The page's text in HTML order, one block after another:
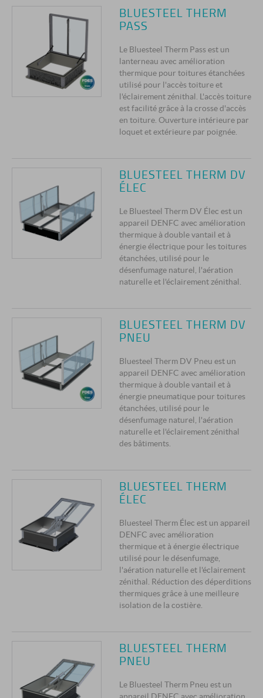
BLUESTEEL THERM
PASS
Le Bluesteel Therm Pass est un
lanterneau avec amélioration
thermique pour toitures étanchées
utilisé pour l'accès toiture et
l'éclairement zénithal. L'accès toiture
est facilité grâce à la crosse d'accès
en toiture. Ouverture intérieure par
loquet et extérieure par poignée.
BLUESTEEL THERM DV
ÉLEC
Le Bluesteel Therm DV Élec est un
appareil DENFC avec amélioration
thermique à double vantail et à
énergie électrique pour les toitures
étanchées, utilisé pour le
désenfumage naturel, l'aération
naturelle et l'éclairement zénithal.
BLUESTEEL THERM DV
PNEU
Bluesteel Therm DV Pneu est un
appareil DENFC avec amélioration
thermique à double vantail et à
énergie pneumatique pour toitures
étanchées, utilisé pour le
désenfumage naturel, l'aération
naturelle et l'éclairement zénithal
des bâtiments.
BLUESTEEL THERM
ÉLEC
Bluesteel Therm Élec est un appareil
DENFC avec amélioration
thermique et à énergie électrique
utilisé pour le désenfumage,
l'aération naturelle et l'éclairement
zénithal. Réduction des déperditions
thermiques grâce à une meilleure
isolation de la costière.
BLUESTEEL THERM
PNEU
Le Bluesteel Therm Pneu est un